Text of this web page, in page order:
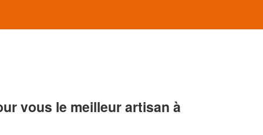
vous le meilleur artisan à